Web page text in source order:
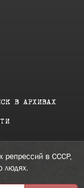
В АРХИВАХ
репрессий в СССР,
людях.